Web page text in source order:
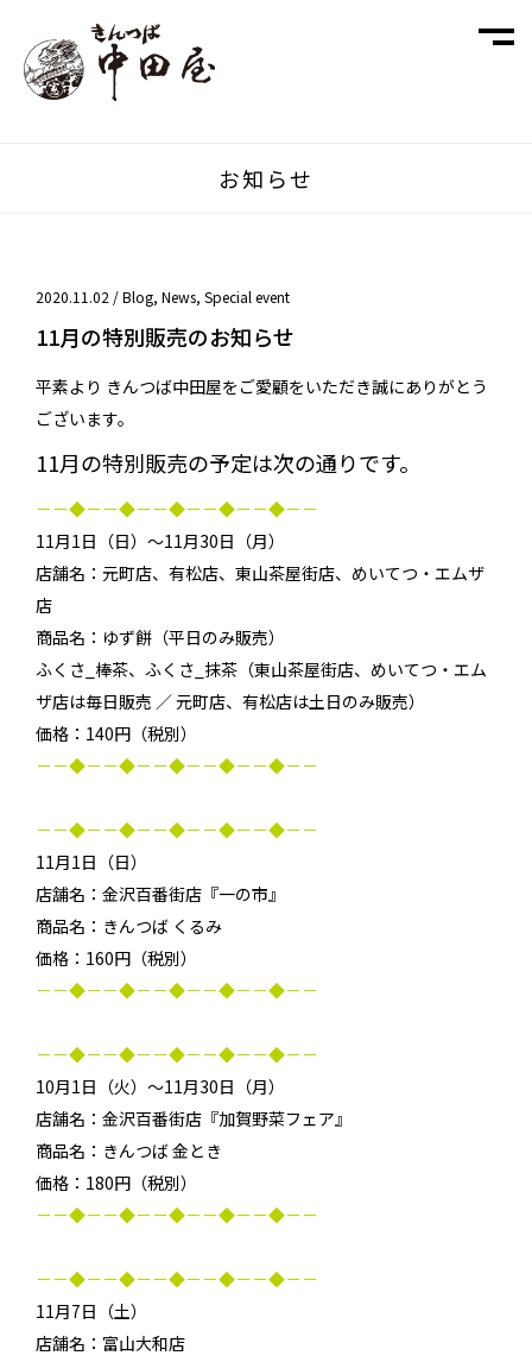
お知らせ
2020.11.02 /Blog, News, Special event
11月の特別販売のお知らせ
平素より きんつば中田屋をご愛顧をいただき誠にありがとう
ございます。
11月の特別販売の予定は次の通りです。
－－◆－－◆－－◆－－◆－－◆－－
11月1日（日）～11月30日（月）
店舗名：元町店、有松店、東山茶屋街店、めいてつ・エムザ
店
商品名：ゆず餅（平日のみ販売）
ふくさ_棒茶、ふくさ_抹茶（東山茶屋街店、めいてつ・エム
ザ店は毎日販売 ／ 元町店、有松店は土日のみ販売）
価格：140円（税別）
－－◆－－◆－－◆－－◆－－◆－－
－－◆－－◆－－◆－－◆－－◆－－
11月1日（日）
店舗名：金沢百番街店『一の市』
商品名：きんつば くるみ
価格：160円（税別）
－－◆－－◆－－◆－－◆－－◆－－
－－◆－－◆－－◆－－◆－－◆－－
10月1日（火）～11月30日（月）
店舗名：金沢百番街店『加賀野菜フェア』
商品名：きんつば 金とき
価格：180円（税別）
－－◆－－◆－－◆－－◆－－◆－－
－－◆－－◆－－◆－－◆－－◆－－
11月7日（土）
店舗名：富山大和店